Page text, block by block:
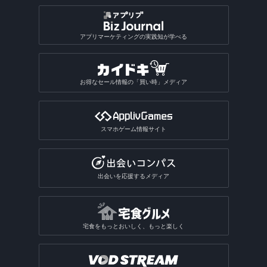
バドミントンゲームアプリ
バレーゲームアプリ
ビリヤードゲームアプリ
チンチロリンアプリ
2048系ゲームアプリ
パズルボブル系ゲームアプリ
モンスト系ゲームアプリ
不思議のダンジョン系アプリ
3Dサンドボックスアプリ
クラロワ系対戦ゲームアプリ
就活アプリ
バイト探しアプリ
インターンアプリ
人材派遣求人情報アプリ
SNS一括投稿アプリ
匿名SNSアプリ
アバターSNSアプリ
音楽SNSアプリ
読書記録・本棚管理アプリ
星座占いアプリ
四柱推命アプリ
動物占いアプリ
おみくじアプリ
おもしろい診断アプリ総合
性格診断アプリ
ギャンブルアプリ総合
宝くじアプリ
公営ギャンブルアプリ
芸術・文化アプリ
芸術鑑賞アプリ
サブカルチャーアプリ
VTuberアプリ
テレビアプリ
テレビアプリ総合
TV番組表アプリ
テレビリモコンアプリ
オタクアプリ総合
おもしろ加工アプリ
動画ファイル形式変換アプリ
動画モザイクアプリ
動画分割アプリ
動画に文字を入れるアプリ
写真を動画にするアプリ
動画を写真にするアプリ
同じ写真を探すアプリアプリマーケティングの実践知が学べる
お得なセール情報の「買い時」メディア
スマホゲーム情報サイト
出会いを応援するメディア
宅食をもっとおいしく、もっと楽しく